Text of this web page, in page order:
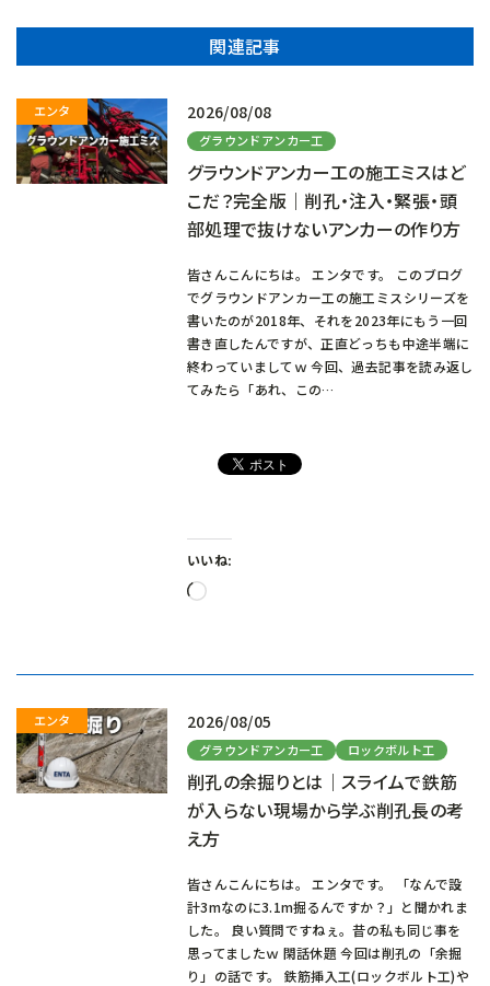
関連記事
2026/08/08
グラウンドアンカー工
グラウンドアンカー工の施工ミスはど
こだ？完全版｜削孔・注入・緊張・頭
部処理で抜けないアンカーの作り方
皆さんこんにちは。 エンタです。 このブログ
でグラウンドアンカー工の施工ミスシリーズを
書いたのが2018年、それを2023年にもう一回
書き直したんですが、正直どっちも中途半端に
終わっていましてｗ 今回、過去記事を読み返し
てみたら「あれ、この…
いいね:
読
2026/08/05
グラウンドアンカー工 ロックボルト工
削孔の余掘りとは｜スライムで鉄筋
が入らない現場から学ぶ削孔長の考
え方
皆さんこんにちは。 エンタです。 「なんで設
計3mなのに3.1m掘るんですか？」と聞かれま
した。 良い質問ですねぇ。昔の私も同じ事を
思ってましたｗ 閑話休題 今回は削孔の「余掘
り」の話です。 鉄筋挿入工(ロックボルト工)や